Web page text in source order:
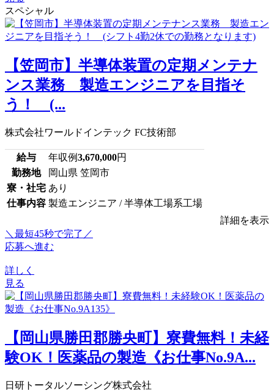
スペシャル
【笠岡市】半導体装置の定期メンテナ
ンス業務 製造エンジニアを目指そ
う！ (...
株式会社ワールドインテック FC技術部
給与 年収例3,670,000円
勤務地
岡山県 笠岡市
寮・社宅 あり
仕事内容 製造エンジニア / 半導体工場系工場
詳細を表示
＼最短45秒で完了／
応募へ進む
詳しく
見る
【岡山県勝田郡勝央町】寮費無料！未経
験OK！医薬品の製造《お仕事No.9A...
日研トータルソーシング株式会社